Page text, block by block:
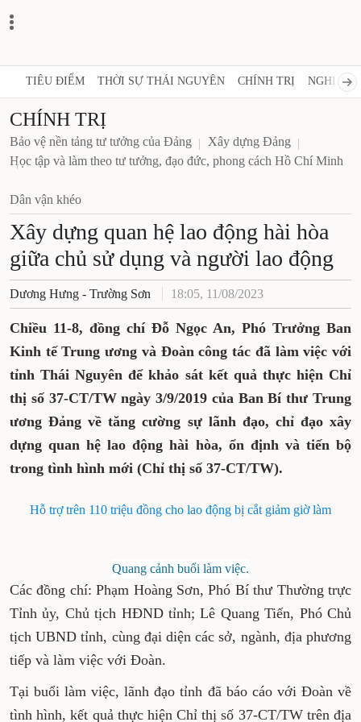
TIÊU ĐIỂM THỜI SỰ THÁI NGUYÊN CHÍNH TRỊ NGHỊ
CHÍNH TRỊ
Bảo vệ nền tảng tư tưởng của Đảng
Xây dựng Đảng
Học tập và làm theo tư tưởng, đạo đức, phong cách Hồ Chí Minh
Dân vận khéo
Xây dựng quan hệ lao động hài hòa
giữa chủ sử dụng và người lao động
Dương Hưng - Trường Sơn 18:05, 11/08/2023
Chiều 11-8, đồng chí Đỗ Ngọc An, Phó Trưởng Ban
Kinh tế Trung ương và Đoàn công tác đã làm việc với
tỉnh Thái Nguyên để khảo sát kết quả thực hiện Chỉ
thị số 37-CT/TW ngày 3/9/2019 của Ban Bí thư Trung
ương Đảng về tăng cường sự lãnh đạo, chỉ đạo xây
dựng quan hệ lao động hài hòa, ổn định và tiến bộ
trong tình hình mới (Chỉ thị số 37-CT/TW).
Hỗ trợ trên 110 triệu đồng cho lao động bị cắt giảm giờ làm
Quang cảnh buổi làm việc.
Các đồng chí: Phạm Hoàng Sơn, Phó Bí thư Thường trực
Tỉnh ủy, Chủ tịch HĐND tỉnh; Lê Quang Tiến, Phó Chủ
tịch UBND tỉnh, cùng đại diện các sở, ngành, địa phương
tiếp và làm việc với Đoàn.
Tại buổi làm việc, lãnh đạo tỉnh đã báo cáo với Đoàn về
tình hình, kết quả thực hiện Chỉ thị số 37-CT/TW trên địa